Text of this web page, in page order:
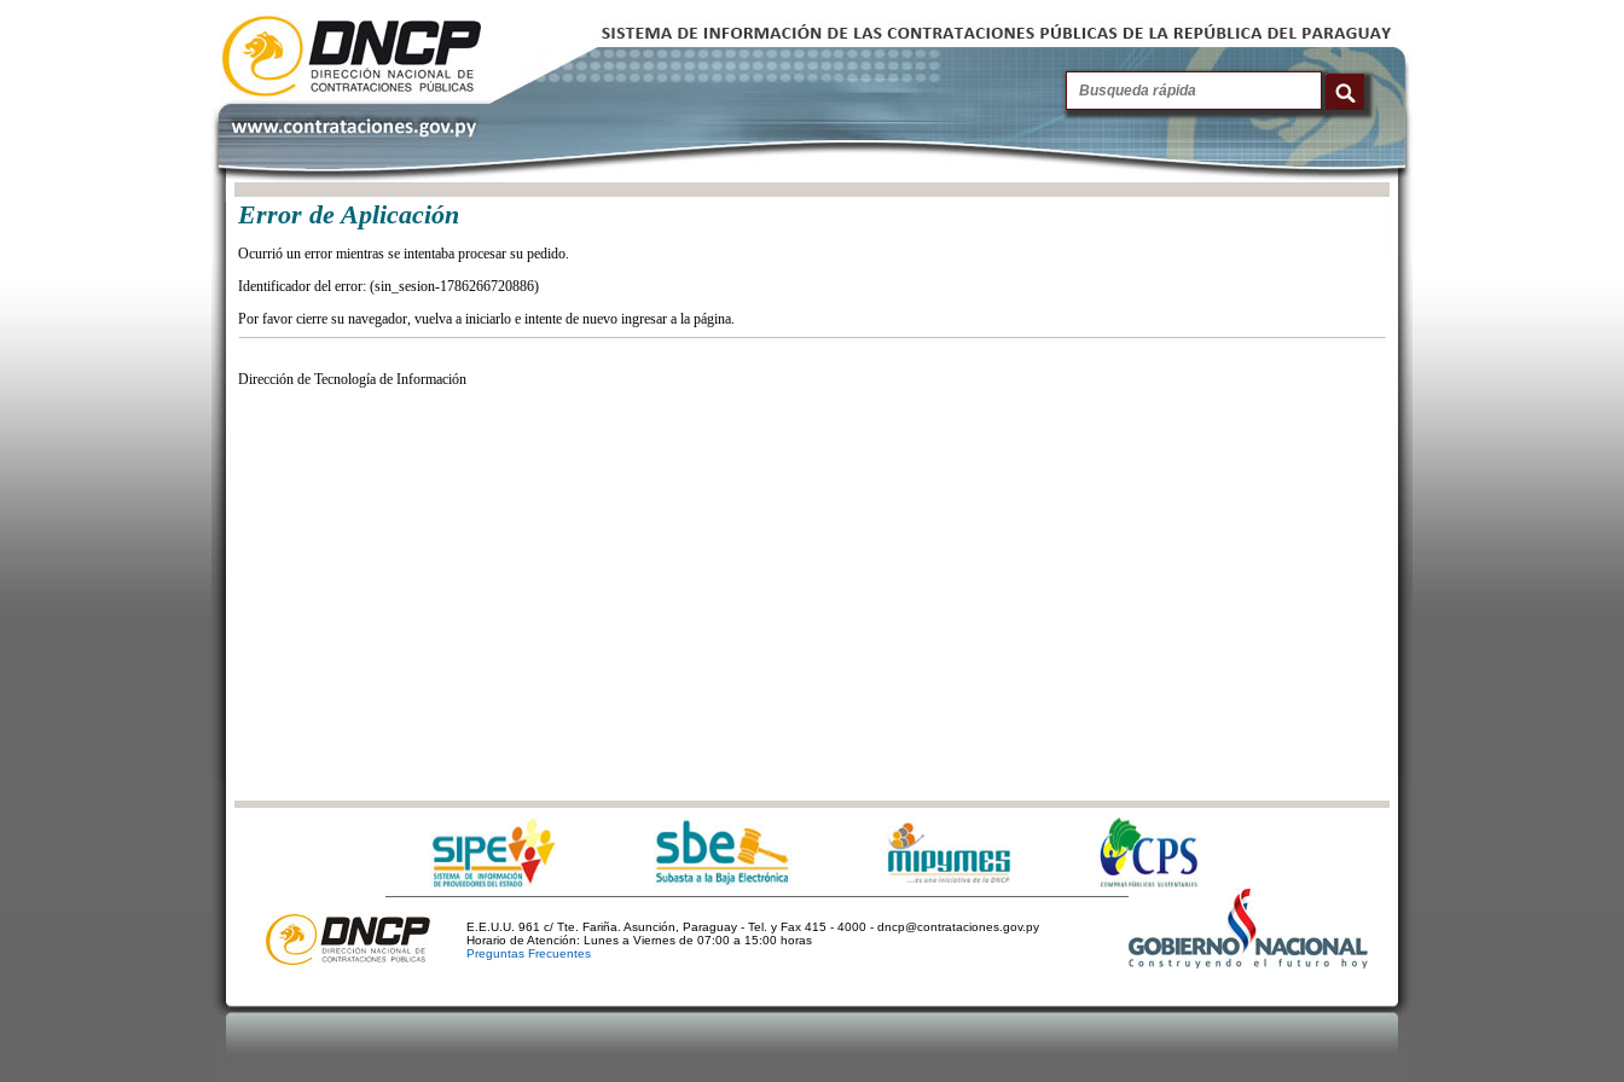
Error de Aplicación
Ocurrió un error mientras se intentaba procesar su pedido.
Identificador del error: (sin_sesion-1786266720886)
Por favor cierre su navegador, vuelva a iniciarlo e intente de nuevo ingresar a la página.
Dirección de Tecnología de Información
E.E.U.U. 961 c/ Tte. Fariña. Asunción, Paraguay - Tel. y Fax 415 - 4000 - dncp@contrataciones.gov.py
Horario de Atención: Lunes a Viernes de 07:00 a 15:00 horas
Preguntas Frecuentes